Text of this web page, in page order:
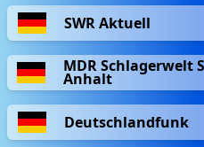
SWR Aktuell
MDR Schlagerwelt
Anhalt
Deutschlandfunk